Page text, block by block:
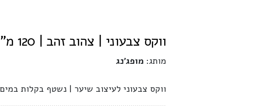
ווקס צבעוני | צהוב זהב | 120 מ"ל
מותג: מופג'נג
ווקס צבעוני לעיצוב שיער | נשטף בקלות